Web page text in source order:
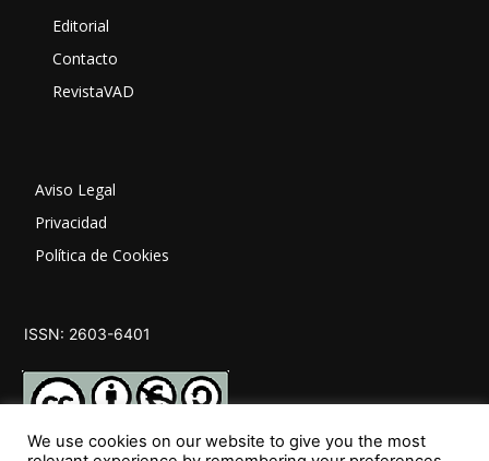
Editorial
Contacto
RevistaVAD
Aviso Legal
Privacidad
Política de Cookies
ISSN: 2603-6401
We use cookies on our website to give you the most